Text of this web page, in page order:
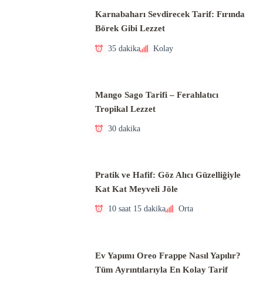
Karnabaharı Sevdirecek Tarif: Fırında
Börek Gibi Lezzet
35 dakika Kolay
Mango Sago Tarifi – Ferahlatıcı
Tropikal Lezzet
30 dakika
Pratik ve Hafif: Göz Alıcı Güzelliğiyle
Kat Kat Meyveli Jöle
10 saat 15 dakika Orta
Ev Yapımı Oreo Frappe Nasıl Yapılır?
Tüm Ayrıntılarıyla En Kolay Tarif